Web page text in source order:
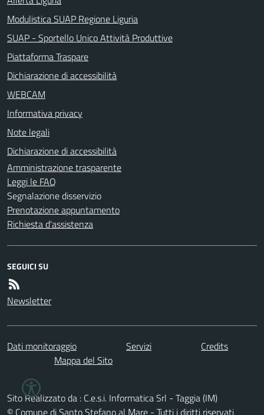
Modulistica SUAP Regione Liguria
SUAP - Sportello Unico Attività Produttive
Piattaforma Traspare
Dichiarazione di accessibilità
WEBCAM
Informativa privacy
Note legali
Dichiarazione di accessibilità
Amministrazione trasparente
Leggi le FAQ
Segnalazione disservizio
Prenotazione appuntamento
Richiesta d'assistenza
SEGUICI SU
Newsletter
Dati monitoraggio Servizi
Credits
Mappa del Sito
Sito Realizzato da : C.e.s.i. Informatica Srl - Taggia (IM)
© Comune di Santo Stefano al Mare - Tutti i diritti riservati